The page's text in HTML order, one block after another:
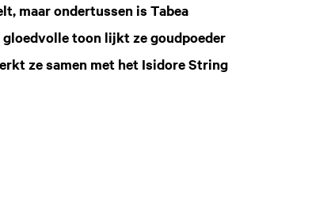
maar ondertussen is Tabea
toon lijkt ze goudpoeder
ze samen met het Isidore String